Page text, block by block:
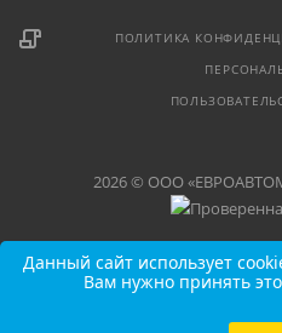
ПОЛИТИКА
2026 © ООО
Данный сайт использует
Вам нужно принять